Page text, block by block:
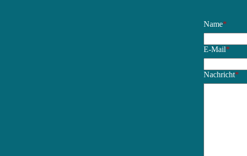
Name*
E-Mail*
Nachricht*